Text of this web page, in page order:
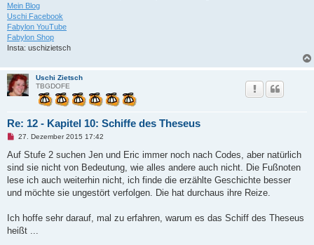
r
a
g
Mein Blog
Uschi Facebook
Fabylon YouTube
Fabylon Shop
Insta: uschizietsch
Uschi Zietsch
TBGDOFE
Re: 12 - Kapitel 10: Schiffe des Theseus
U
g
l
e
e
r
B
27. Dezember 2015 17:42
Auf Stufe 2 suchen Jen und Eric immer noch nach Codes, aber natürlich
sind sie nicht von Bedeutung, wie alles andere auch nicht. Die Fußnoten
lese ich auch weiterhin nicht, ich finde die erzählte Geschichte besser
und möchte sie ungestört verfolgen. Die hat durchaus ihre Reize.
Ich hoffe sehr darauf, mal zu erfahren, warum es das Schiff des Theseus
heißt ...